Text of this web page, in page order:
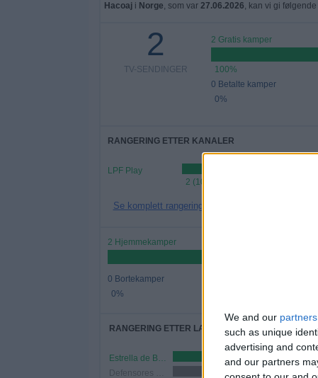
We and our partners
such as unique
advertising and
and our partners
Hacoaj i Norge, som var 27.06.2026, kan vi gi følgende
2
TV-SENDINGER
2 Gratis kamper
100%
0 Betalte kamper
0%
RANGERING ETTER KANALER
LPF Play
2 (100%)
Se komplett rangering
2 Hjemmekamper
0 Bortekamper
0%
RANGERING ETTER LAG
Estrella de Berisso
1 (50%)
1 (50%)